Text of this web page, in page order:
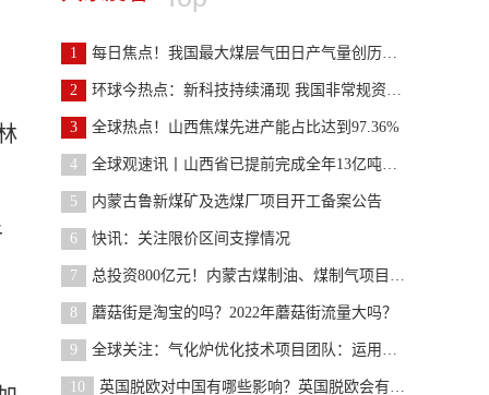
1 每日焦点！我国最大煤层气田日产气量创历史新高
2 环球今热点：新科技持续涌现 我国非常规资源接替加
3 全球热点！山西焦煤先进产能占比达到97.36%
4 全球观速讯丨山西省已提前完成全年13亿吨煤炭产量目
5 内蒙古鲁新煤矿及选煤厂项目开工备案公告
6 快讯：关注限价区间支撑情况
7 总投资800亿元！内蒙古煤制油、煤制气项目有序推进！
8 蘑菇街是淘宝的吗？2022年蘑菇街流量大吗？
9 全球关注：气化炉优化技术项目团队：运用新技术 取
10 英国脱欧对中国有哪些影响？英国脱欧会有什么后果？